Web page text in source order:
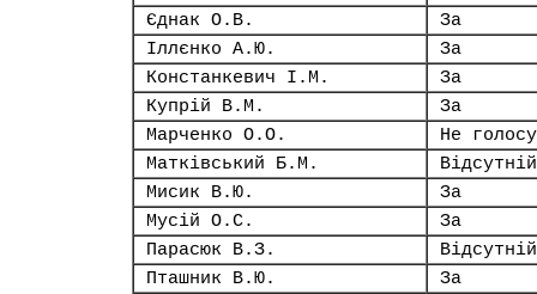
Єднак О.В.
За
Іллєнко А.Ю.
За
Констанкевич І.М.
За
Купрій В.М.
За
Марченко О.О.
Не
Матківський Б.М.
Відсутній
Мисик В.Ю.
За
Мусій О.С.
За
Парасюк В.З.
Відсутній
Пташник В.Ю.
За